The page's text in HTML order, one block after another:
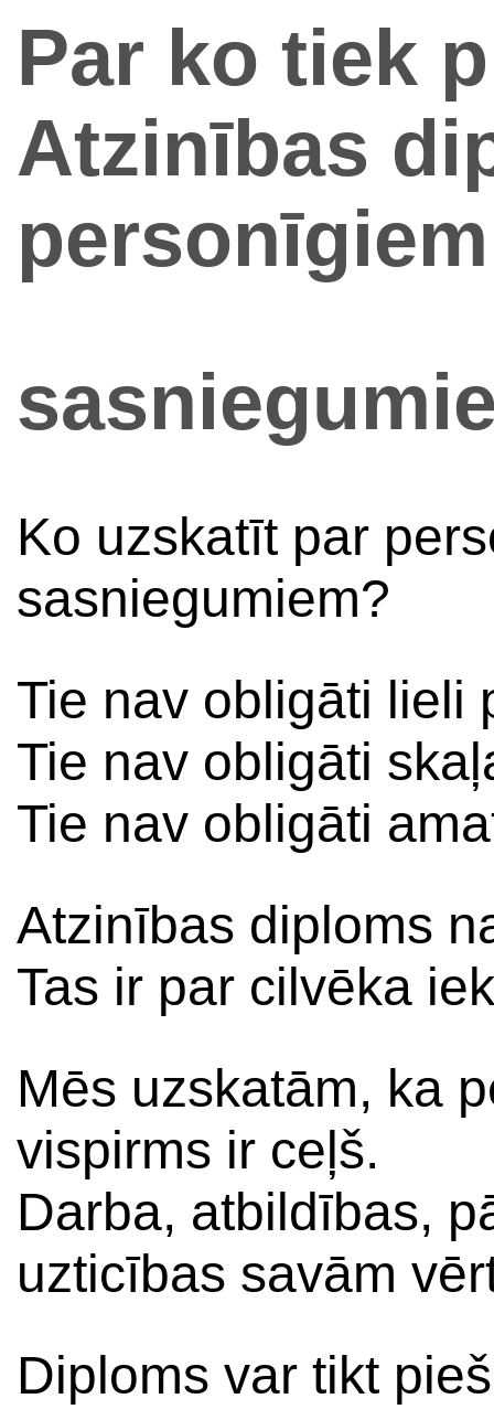
Par ko tiek
Atzinības
Ko uzskatīt par
sasniegumiem?
Tie nav obligāti lieli
Tie nav obligāti
Tie nav obligāti
Atzinības diploms
Tas ir par cilvēka
Mēs uzskatām, ka
vispirms ir ceļš.
Darba, atbildības,
uzticības savām
Diploms var tikt